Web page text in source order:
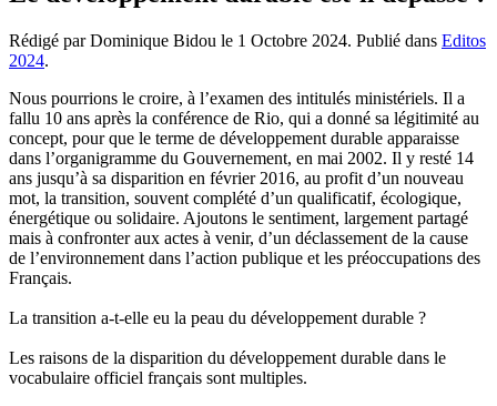
Rédigé par Dominique Bidou le 1 Octobre 2024. Publié dans Editos
2024.
Nous pourrions le croire, à l’examen des intitulés ministériels. Il a
fallu 10 ans après la conférence de Rio, qui a donné sa légitimité au
concept, pour que le terme de développement durable apparaisse
dans l’organigramme du Gouvernement, en mai 2002. Il y resté 14
ans jusqu’à sa disparition en février 2016, au profit d’un nouveau
mot, la transition, souvent complété d’un qualificatif, écologique,
énergétique ou solidaire. Ajoutons le sentiment, largement partagé
mais à confronter aux actes à venir, d’un déclassement de la cause
de l’environnement dans l’action publique et les préoccupations des
Français.
La transition a-t-elle eu la peau du développement durable ?
Les raisons de la disparition du développement durable dans le
vocabulaire officiel français sont multiples.